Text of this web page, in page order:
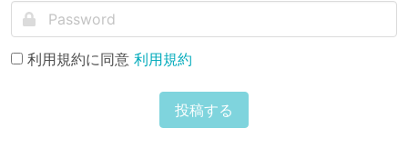
利用規約に同意 利用規約
投稿する